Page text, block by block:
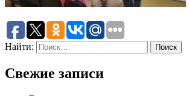
Найти:
Свежие записи